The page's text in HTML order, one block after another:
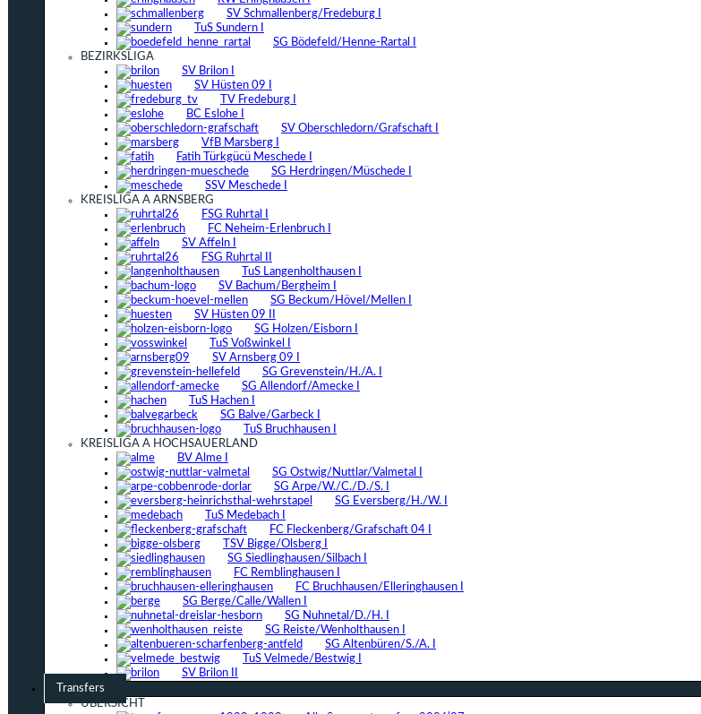
SV Schmallenberg/Fredeburg I
TuS Sundern I
SG Bödefeld/Henne-Rartal I
BEZIRKSLIGA
SV Brilon I
SV Hüsten 09 I
TV Fredeburg I
BC Eslohe I
SV Oberschledorn/Grafschaft I
VfB Marsberg I
Fatih Türkgücü Meschede I
SG Herdringen/Müschede I
SSV Meschede I
KREISLIGA A ARNSBERG
FSG Ruhrtal I
FC Neheim-Erlenbruch I
SV Affeln I
FSG Ruhrtal II
TuS Langenholthausen I
SV Bachum/Bergheim I
SG Beckum/Hövel/Mellen I
SV Hüsten 09 II
SG Holzen/Eisborn I
TuS Voßwinkel I
SV Arnsberg 09 I
SG Grevenstein/H./A. I
SG Allendorf/Amecke I
TuS Hachen I
SG Balve/Garbeck I
TuS Bruchhausen I
KREISLIGA A HOCHSAUERLAND
BV Alme I
SG Ostwig/Nuttlar/Valmetal I
SG Arpe/W./C./D./S. I
SG Eversberg/H./W. I
TuS Medebach I
FC Fleckenberg/Grafschaft 04 I
TSV Bigge/Olsberg I
SG Siedlinghausen/Silbach I
FC Remblinghausen I
FC Bruchhausen/Elleringhausen I
SG Berge/Calle/Wallen I
SG Nuhnetal/D./H. I
SG Reiste/Wenholthausen I
SG Altenbüren/S./A. I
TuS Velmede/Bestwig I
SV Brilon II
Transfers
ÜBERSICHT